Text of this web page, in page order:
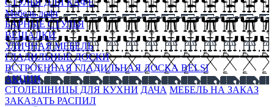
СТУЛЬЯ ДЛЯ КАФЕ
Мебель лофт
БАРНЫЕ СТУЛЬЯ
ВЕШАЛКИ
УЛИЧНАЯ МЕБЕЛЬ
ГЛАДИЛЬНЫЕ ДОСКИ
ВСТРОЕННАЯ ГЛАДИЛЬНАЯ ДОСКА BELSI
АКЦИИ
СТОЛЕШНИЦЫ ДЛЯ КУХНИ ДАЧА МЕБЕЛЬ НА ЗАКАЗ
ЗАКАЗАТЬ РАСПИЛ